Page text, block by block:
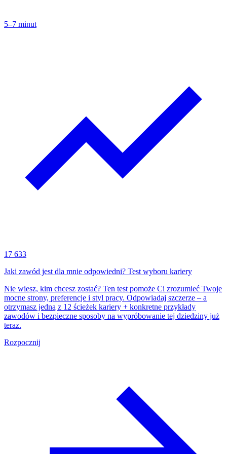
5–7 minut
17 633
Jaki zawód jest dla mnie odpowiedni? Test wyboru kariery
Nie wiesz, kim chcesz zostać? Ten test pomoże Ci zrozumieć Twoje
mocne strony, preferencje i styl pracy. Odpowiadaj szczerze – a
otrzymasz jedną z 12 ścieżek kariery + konkretne przykłady
zawodów i bezpieczne sposoby na wypróbowanie tej dziedziny już
teraz.
Rozpocznij